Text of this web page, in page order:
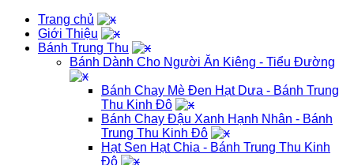
Trang chủ
Giới Thiệu
Bánh Trung Thu
Bánh Dành Cho Người Ăn Kiêng - Tiểu Đường
Bánh Chay Mè Đen Hạt Dưa - Bánh Trung
Thu Kinh Đô
Bánh Chay Đậu Xanh Hạnh Nhân - Bánh
Trung Thu Kinh Đô
Hạt Sen Hạt Chia - Bánh Trung Thu Kinh
Đô